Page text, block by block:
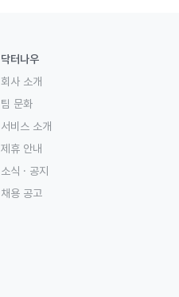
닥터나우
회사 소개
팀 문화
서비스 소개
제휴 안내
소식 · 공지
채용 공고